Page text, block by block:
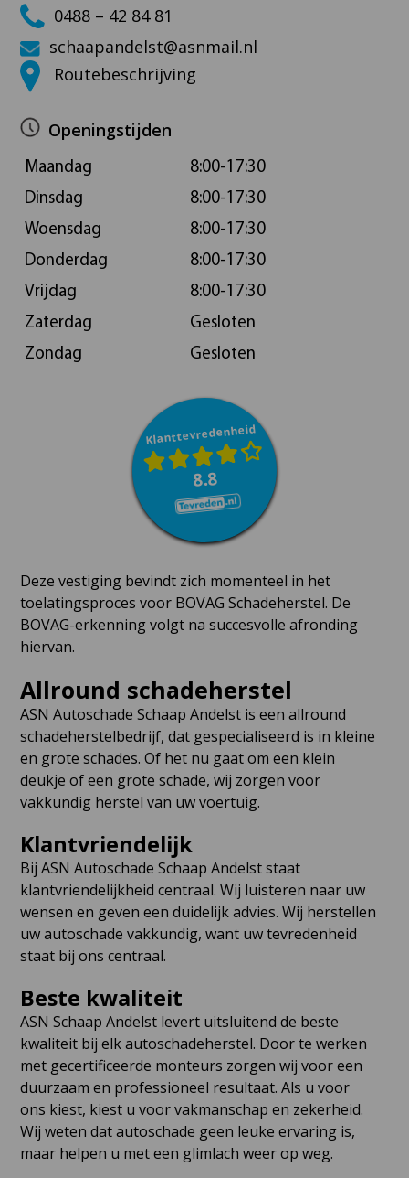
0488 – 42 84 81
schaapandelst@asnmail.nl
Routebeschrijving
Openingstijden
Maandag
8:00-17:30
Dinsdag
8:00-17:30
Woensdag
8:00-17:30
Donderdag
8:00-17:30
Vrijdag
8:00-17:30
Zaterdag
Gesloten
Zondag
Gesloten
Klanttevredenheid
8.8
Deze vestiging bevindt zich momenteel in het
toelatingsproces voor BOVAG Schadeherstel. De
BOVAG-erkenning volgt na succesvolle afronding
hiervan.
Allround schadeherstel
ASN Autoschade Schaap Andelst is een allround
schadeherstelbedrijf, dat gespecialiseerd is in kleine
en grote schades. Of het nu gaat om een klein
deukje of een grote schade, wij zorgen voor
vakkundig herstel van uw voertuig.
Klantvriendelijk
Bij ASN Autoschade Schaap Andelst staat
klantvriendelijkheid centraal. Wij luisteren naar uw
wensen en geven een duidelijk advies. Wij herstellen
uw autoschade vakkundig, want uw tevredenheid
staat bij ons centraal.
Beste kwaliteit
ASN Schaap Andelst levert uitsluitend de beste
kwaliteit bij elk autoschadeherstel. Door te werken
met gecertificeerde monteurs zorgen wij voor een
duurzaam en professioneel resultaat. Als u voor
ons kiest, kiest u voor vakmanschap en zekerheid.
Wij weten dat autoschade geen leuke ervaring is,
maar helpen u met een glimlach weer op weg.